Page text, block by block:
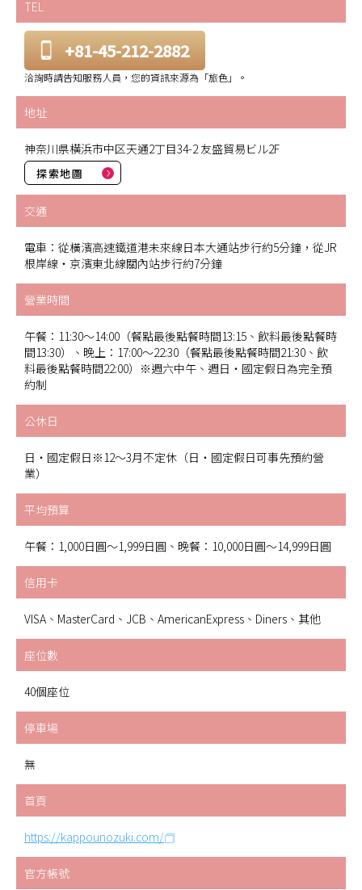
TEL
+81-45-212-2882
洽詢時請告知服務人員，您的資訊來源為「旅色」。
地址
神奈川県横浜市中区天通2丁目34-2 友盛貿易ビル2F
探索地圖
交通
電車：從橫濱高速鐵道港未來線日本大通站步行約5分鐘，從JR
根岸線・京濱東北線關內站步行約7分鐘
營業時間
午餐：11:30～14:00（餐點最後點餐時間13:15、飲料最後點餐時
間13:30）、晚上：17:00～22:30（餐點最後點餐時間21:30、飲
料最後點餐時間22:00）※週六中午、週日・國定假日為完全預
約制
公休日
日・國定假日※12～3月不定休（日・國定假日可事先預約營
業）
平均預算
午餐：1,000日圓～1,999日圓、晚餐：10,000日圓～14,999日圓
信用卡
VISA、MasterCard、JCB、AmericanExpress、Diners、其他
座位數
40個座位
停車場
無
首頁
https://kappounozuki.com/
官方帳號